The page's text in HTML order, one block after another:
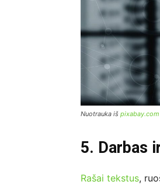
Nuotrauka iš pixabay.com
5. Darbas
Rašai tekstus,